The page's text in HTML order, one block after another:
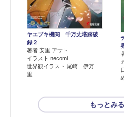
ヤエブキ機関 千万丈塔踏破
録２
著者 安里 アサト
イラスト necomi
世界観イラスト 尾崎 伊万
里
もっとみる